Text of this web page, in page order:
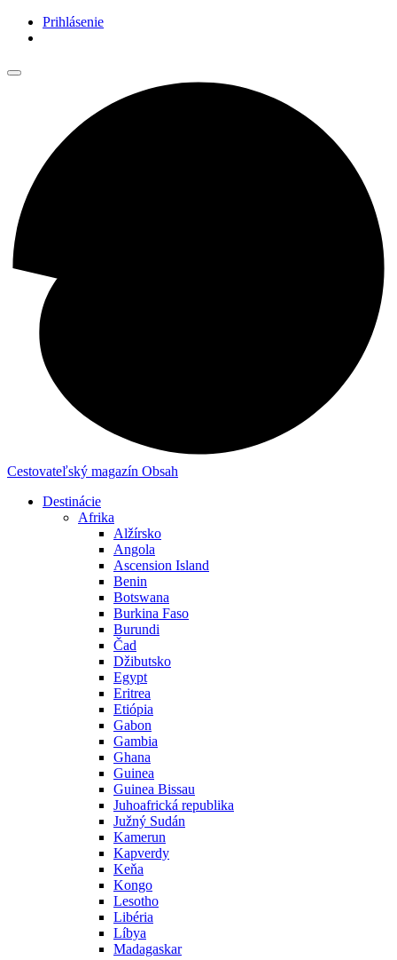
Prihlásenie
Cestovateľský magazín Obsah
Destinácie
Afrika
Alžírsko
Angola
Ascension Island
Benin
Botswana
Burkina Faso
Burundi
Čad
Džibutsko
Egypt
Eritrea
Etiópia
Gabon
Gambia
Ghana
Guinea
Guinea Bissau
Juhoafrická republika
Južný Sudán
Kamerun
Kapverdy
Keňa
Kongo
Lesotho
Libéria
Líbya
Madagaskar